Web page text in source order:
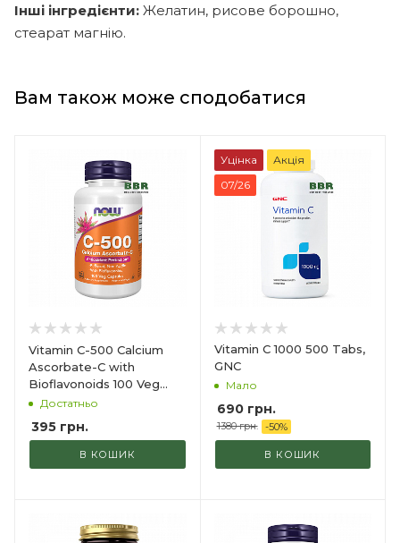
Інші інгредієнти: Желатин, рисове борошно,
стеарат магнію.
Вам також може сподобатися
Vitamin C-500 Calcium
Ascorbate-C with
Bioflavonoids 100 Veg
Caps, NOW Foods
Достатньо
395 грн.
В КОШИК
Уцінка
Акція
07/26
Vitamin C 1000 500 Tabs,
GNC
Мало
690грн.
1380 грн. -50%
В КОШИК